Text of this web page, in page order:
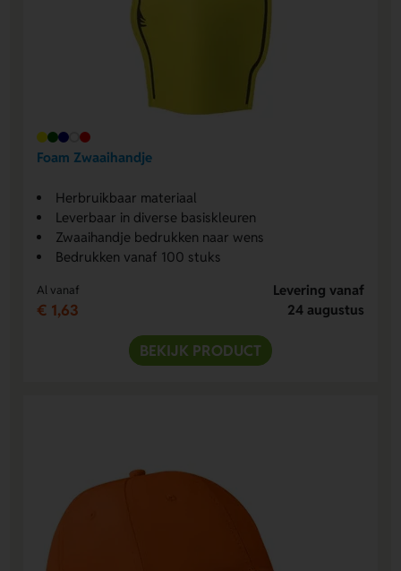
Foam Zwaaihandje
Herbruikbaar materiaal
Leverbaar in diverse basiskleuren
Zwaaihandje bedrukken naar wens
Bedrukken vanaf 100 stuks
Al vanaf
€ 1,63
Levering vanaf
24 augustus
BEKIJK PRODUCT